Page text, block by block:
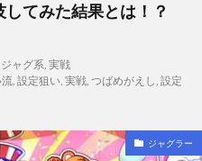
てみた結果とは！？
ャグ系, 実戦
, 設定狙い, 実戦, つばめがえし, 設定
ジャグラー